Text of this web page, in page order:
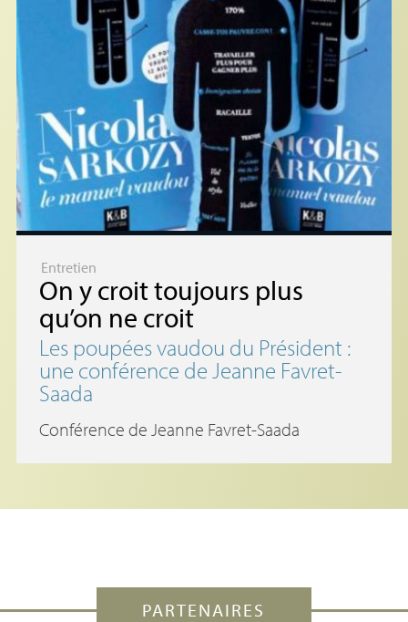
Entretien
On y croit toujours plus
qu’on ne croit
Les poupées vaudou du Président :
une conférence de Jeanne Favret-
Saada
Conférence de Jeanne Favret-Saada
PARTENAIRES